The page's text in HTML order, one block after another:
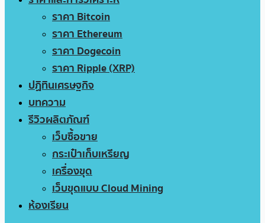
ราคา Bitcoin
ราคา Ethereum
ราคา Dogecoin
ราคา Ripple (XRP)
ปฏิทินเศรษฐกิจ
บทความ
รีวิวผลิตภัณฑ์
เว็บซื้อขาย
กระเป๋าเก็บเหรียญ
เครื่องขุด
เว็บขุดแบบ Cloud Mining
ห้องเรียน